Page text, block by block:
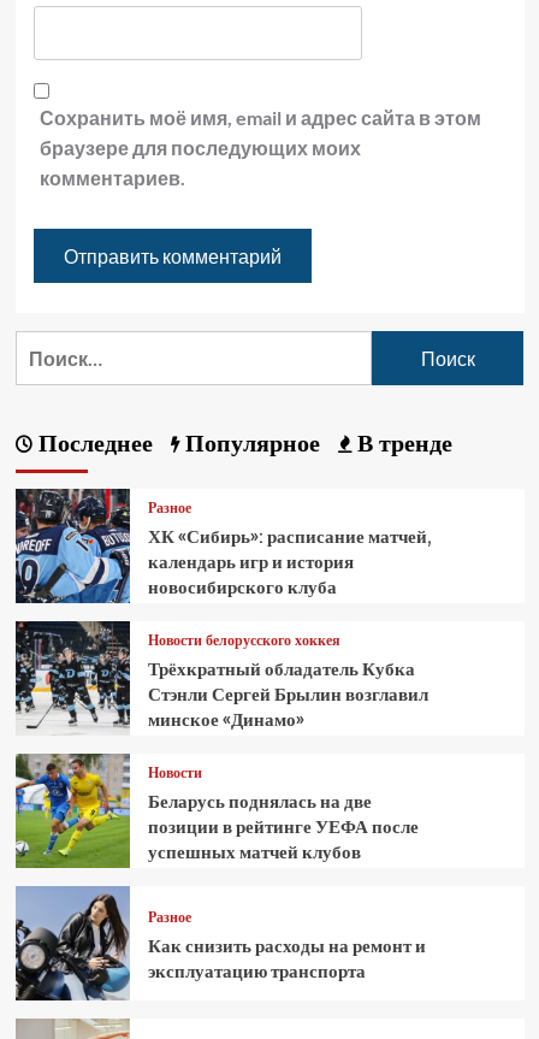
Сохранить моё имя, email и адрес сайта в этом
браузере для последующих моих
комментариев.
Последнее Популярное В тренде
Разное
ХК «Сибирь»: расписание матчей,
календарь игр и история
новосибирского клуба
Новости белорусского хоккея
Трёхкратный обладатель Кубка
Стэнли Сергей Брылин возглавил
минское «Динамо»
Новости
Беларусь поднялась на две
позиции в рейтинге УЕФА после
успешных матчей клубов
Разное
Как снизить расходы на ремонт и
эксплуатацию транспорта